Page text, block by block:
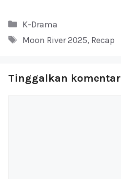
Kategori
K-Drama
Tag
Moon River 2025, Recap
Tinggalkan komentar